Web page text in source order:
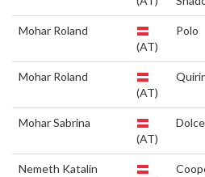
Mohar Roland
(AT)
Polo
Mohar Roland
(AT)
Mohar Sabrina
(AT)
Nemeth Katalin